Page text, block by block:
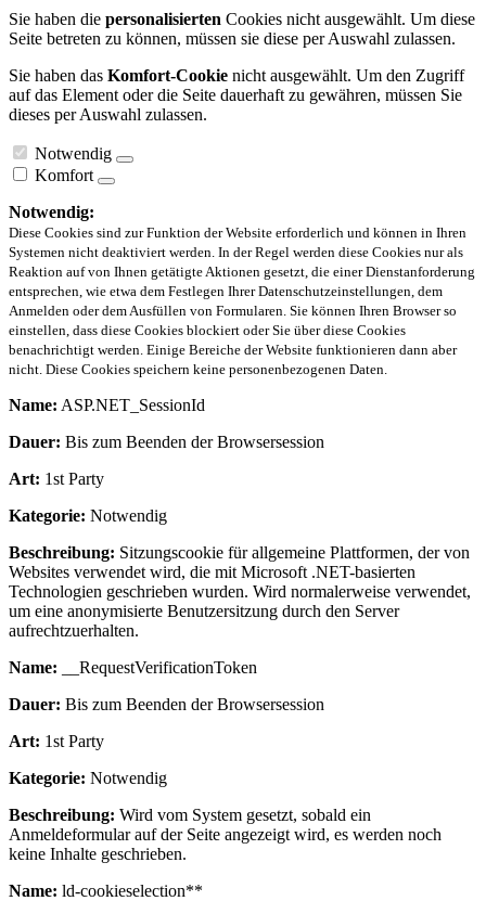
Sie haben die personalisierten Cookies nicht ausgewählt. Um diese
Seite betreten zu können, müssen sie diese per Auswahl zulassen.
Sie haben das Komfort-Cookie nicht ausgewählt. Um den Zugriff
auf das Element oder die Seite dauerhaft zu gewähren, müssen Sie
dieses per Auswahl zulassen.
Notwendig
Komfort
Notwendig:
Diese Cookies sind zur Funktion der Website erforderlich und können in Ihren
Systemen nicht deaktiviert werden. In der Regel werden diese Cookies nur als
Reaktion auf von Ihnen getätigte Aktionen gesetzt, die einer Dienstanforderung
entsprechen, wie etwa dem Festlegen Ihrer Datenschutzeinstellungen, dem
Anmelden oder dem Ausfüllen von Formularen. Sie können Ihren Browser so
einstellen, dass diese Cookies blockiert oder Sie über diese Cookies
benachrichtigt werden. Einige Bereiche der Website funktionieren dann aber
nicht. Diese Cookies speichern keine personenbezogenen Daten.
Name: ASP.NET_SessionId
Dauer: Bis zum Beenden der Browsersession
Art: 1st Party
Kategorie: Notwendig
Beschreibung: Sitzungscookie für allgemeine Plattformen, der von
Websites verwendet wird, die mit Microsoft .NET-basierten
Technologien geschrieben wurden. Wird normalerweise verwendet,
um eine anonymisierte Benutzersitzung durch den Server
aufrechtzuerhalten.
Name: __RequestVerificationToken
Dauer: Bis zum Beenden der Browsersession
Art: 1st Party
Kategorie: Notwendig
Beschreibung: Wird vom System gesetzt, sobald ein
Anmeldeformular auf der Seite angezeigt wird, es werden noch
keine Inhalte geschrieben.
Name: ld-cookieselection**